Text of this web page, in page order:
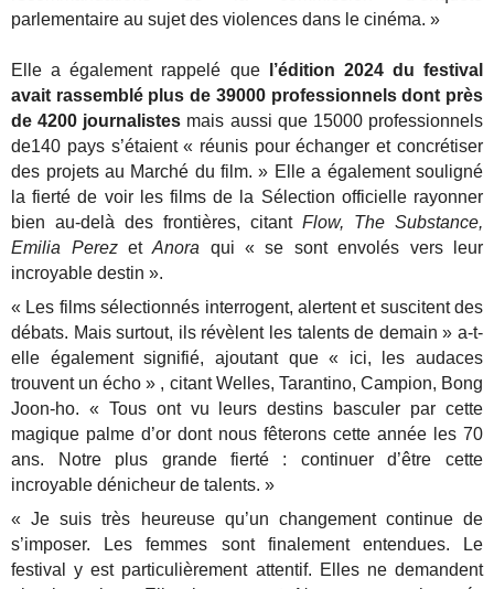
parlementaire au sujet des violences dans le cinéma. »
Elle a également rappelé que
l’édition 2024 du festival
avait rassemblé plus de 39000 professionnels dont près
de 4200 journalistes mais aussi que 15000 professionnels
de140 pays s’étaient « réunis pour échanger et concrétiser
des projets au Marché du film. » Elle a également souligné
la fierté de voir les films de la Sélection officielle rayonner
bien au-delà des frontières, citant Flow, The Substance,
Emilia PerezetAnora qui « se sont envolés vers leur
incroyable destin ».
« Les films sélectionnés interrogent, alertent et suscitent des
débats. Mais surtout, ils révèlent les talents de demain » a-t-
elle également signifié, ajoutant que « ici, les audaces
trouvent un écho » , citant Welles, Tarantino, Campion, Bong
Joon-ho. « Tous ont vu leurs destins basculer par cette
magique palme d’or dont nous fêterons cette année les 70
ans. Notre plus grande fierté : continuer d’être cette
incroyable dénicheur de talents. »
« Je suis très heureuse qu’un changement continue de
s’imposer. Les femmes sont finalement entendues. Le
festival y est particulièrement attentif. Elles ne demandent